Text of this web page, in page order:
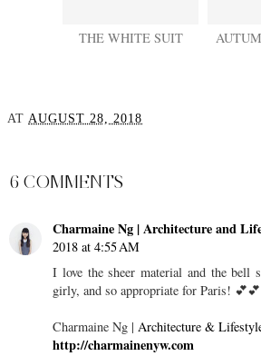
THE WHITE SUIT
AT AUGUST 28, 2018
6 COMMENTS
Charmaine Ng | Architecture and
2018 at 4:55 AM
I love the sheer material and the bell
girly, and so appropriate for Paris! 💕💕
Charmaine Ng | Architecture &
http://charmainenyw.com